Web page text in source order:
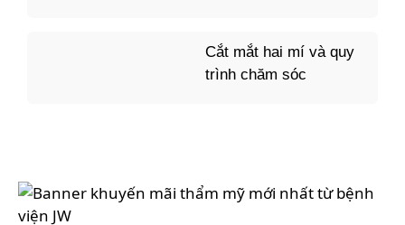
Cắt mắt hai mí và quy
trình chăm sóc